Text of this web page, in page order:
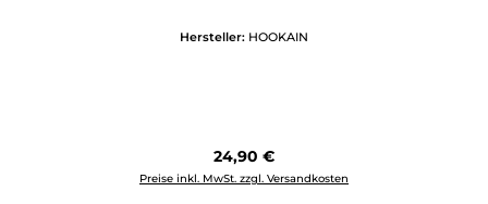
Hersteller: HOOKAIN
Regulärer Preis:
24,90 €
Preise inkl. MwSt. zzgl. Versandkosten